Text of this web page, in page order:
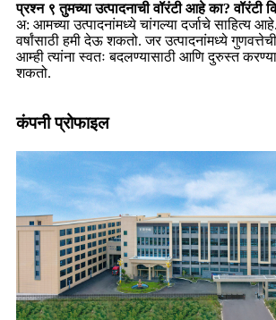
प्रश्न ९ तुमच्या उत्पादनाची वॉरंटी आहे का? वॉरंटी
अ: आमच्या उत्पादनांमध्ये चांगल्या दर्जाचे साहित्य
वर्षांसाठी हमी देऊ शकतो. जर उत्पादनांमध्ये
आम्ही त्यांना स्वतः बदलण्यासाठी आणि दुरुस्त
शकतो.
कंपनी प्रोफाइल